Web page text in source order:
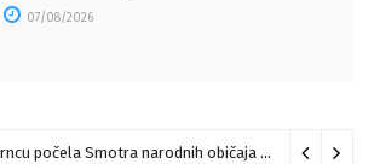
07/08/2026
U Vražogrncu počela Smotra narodnih običaja „Vražogrnački točak“